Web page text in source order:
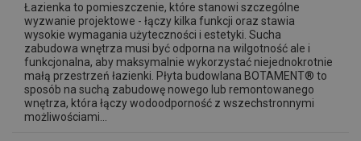
Łazienka to pomieszczenie, które stanowi szczególne
wyzwanie projektowe - łączy kilka funkcji oraz stawia
wysokie wymagania użyteczności i estetyki. Sucha
zabudowa wnętrza musi być odporna na wilgotność ale i
funkcjonalna, aby maksymalnie wykorzystać niejednokrotnie
małą przestrzeń łazienki. Płyta budowlana BOTAMENT® to
sposób na suchą zabudowę nowego lub remontowanego
wnętrza, która łączy wodoodporność z wszechstronnymi
możliwościami...